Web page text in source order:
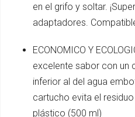
en el grifo y soltar.
adaptadores.
ECONOMICO Y
excelente sabor con un
inferior al del agua
cartucho evita el
plástico (500 ml)